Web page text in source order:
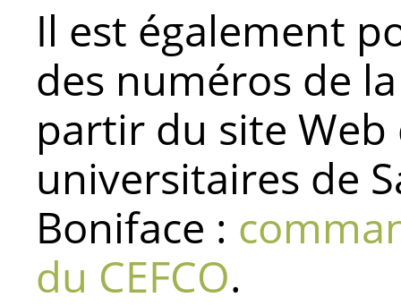
Il est également
des numéros de
partir du site Web
universitaires de
Boniface :
du CEFCO.